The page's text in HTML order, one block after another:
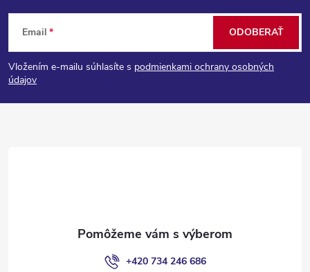
Z
á
p
Email
Vložením e-mailu súhlasíte s podmienkami ochrany osobných
údajov
ODOBERAŤ
+420 734 246 686